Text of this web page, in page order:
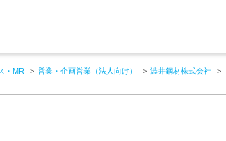
・MR 営業・企画営業（法人向け） 澁井鋼材株式会社